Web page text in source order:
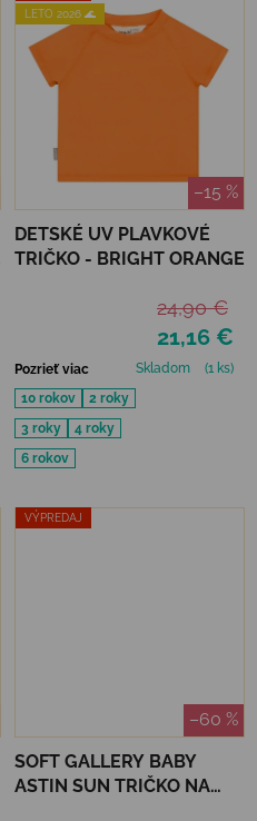
LETO 2026 🌊
–15 %
DETSKÉ UV PLAVKOVÉ
TRIČKO - BRIGHT ORANGE
21,16 €
24,90 €
Pozrieť viac Skladom
(1 ks)
10 rokov
2 roky
3 roky
4 roky
6 rokov
VÝPREDAJ
–60 %
SOFT GALLERY BABY
ASTIN SUN TRIČKO NA